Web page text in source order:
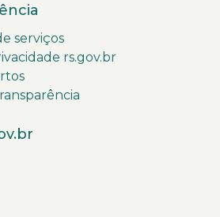
serviços
rs.gov.br